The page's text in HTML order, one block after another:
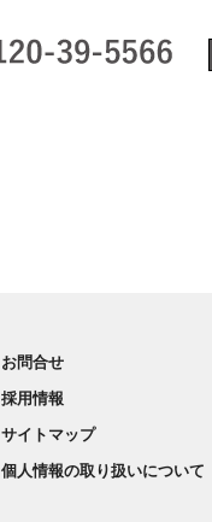
お問合せ
採用情報
サイトマップ
個人情報の取り扱いについて